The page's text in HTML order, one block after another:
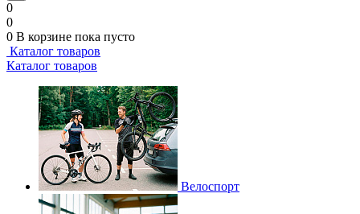
0
0
0 В корзине пока пусто
Каталог товаров
Каталог товаров
Велоспорт